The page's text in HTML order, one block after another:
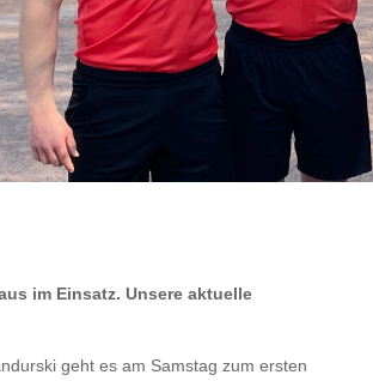
im Einsatz. Unsere aktuelle
geht es am Samstag zum ersten